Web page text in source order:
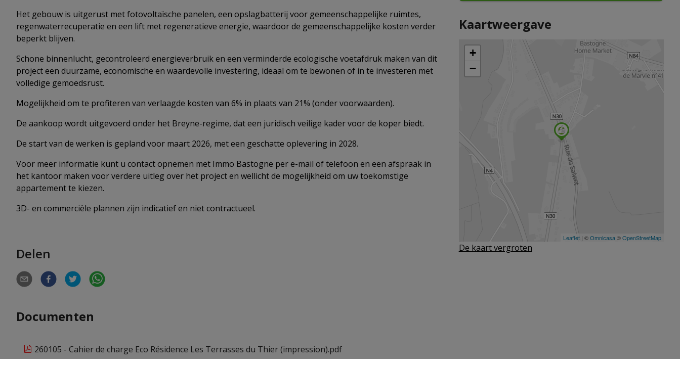
Het gebouw is uitgerust met fotovoltaïsche panelen, een opslagbatterij voor gemeenschappelijke ruimtes,
regenwaterrecuperatie en een lift met regeneratieve energie, waardoor de gemeenschappelijke kosten verder
beperkt blijven.
Schone binnenlucht, gecontroleerd energieverbruik en een verminderde ecologische voetafdruk maken van dit
project een duurzame, economische en waardevolle investering, ideaal om te bewonen of in te investeren met
volledige gemoedsrust.
Mogelijkheid om te profiteren van verlaagde kosten van 6% in plaats van 21% (onder voorwaarden).
De aankoop wordt uitgevoerd onder het Breyne-regime, dat een juridisch veilige kader voor de koper biedt.
De start van de werken is gepland voor maart 2026, met een geschatte oplevering in 2028.
Voor meer informatie kunt u contact opnemen met Immo Bastogne per e-mail of telefoon en een afspraak in
het kantoor maken voor verdere uitleg over het project en wellicht de mogelijkheid om uw toekomstige
appartement te kiezen.
3D- en commerciële plannen zijn indicatief en niet contractueel.
Delen
Documenten
260105 - Cahier de charge Eco Résidence Les Terrasses du Thier (impression).pdf
Kaartweergave
De kaart vergroten